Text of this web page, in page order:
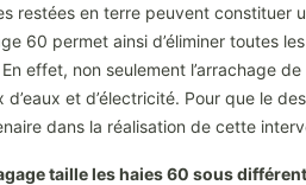
restées en terre peuvent constituer
60 permet ainsi d’éliminer toutes
effet, non seulement l’arrachage
d’eaux et d’électricité. Pour que le
dans la réalisation de cette
taille les haies 60 sous